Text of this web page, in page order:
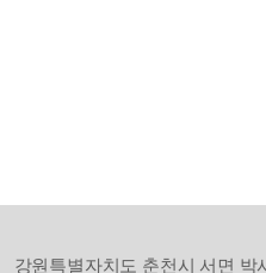
강원특별자치도 춘천시 서면 박